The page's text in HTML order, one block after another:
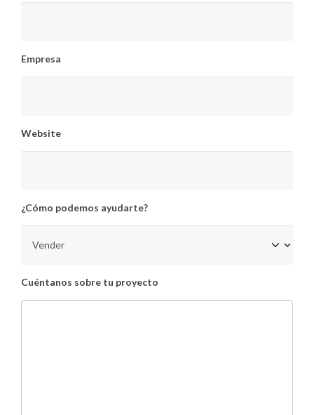
Empresa
Website
¿Cómo podemos ayudarte?
Cuéntanos sobre tu proyecto